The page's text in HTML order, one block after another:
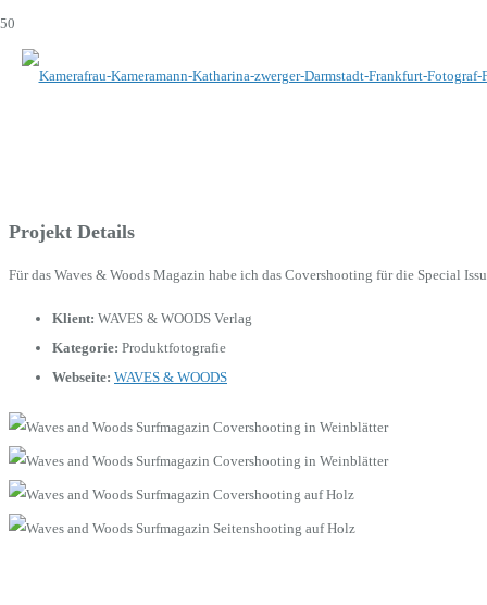
Projekt Details
Für das Waves & Woods Magazin habe ich das Covershooting für die Special
Klient: WAVES & WOODS Verlag
Kategorie: Produktfotografie
Webseite: WAVES & WOODS